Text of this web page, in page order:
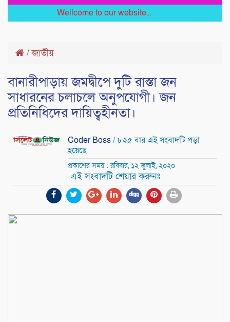
Wellcome to our website...
/জাতীয়
বানারীপাড়ায় জমদ্বীপে দুটি রাস্তা জন
সাধারনের চলাচলে অনুপযোগী। জন
প্রতিনিধিদের দায়িত্বহীনতা।
Coder Boss/ ৮২৫ বার এই সংবাদটি পড়া
হয়েছে
প্রকাশের সময় : রবিবার, ১২ জুলাই, ২০২০
এই সংবাদটি শেয়ার করুনঃ